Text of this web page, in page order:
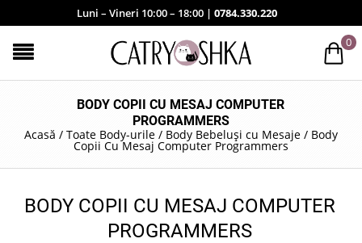
Luni – Vineri 10:00 – 18:00 | 0784.330.220
0
BODY COPII CU MESAJ COMPUTER
PROGRAMMERS
Acasă / Toate Body-urile / Body Bebeluși cu Mesaje / Body
Copii Cu Mesaj Computer Programmers
BODY COPII CU MESAJ COMPUTER
PROGRAMMERS